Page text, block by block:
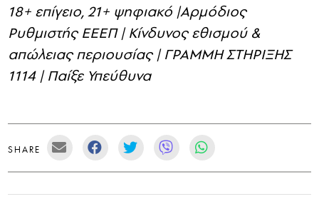
18+ επίγειο, 21+ ψηφιακό |Αρμόδιος
Ρυθμιστής ΕΕΕΠ | Κίνδυνος εθισμού &
απώλειας περιουσίας | ΓΡΑΜΜΗ ΣΤΗΡΙΞΗΣ
1114 | Παίξε Υπεύθυνα
SHARE